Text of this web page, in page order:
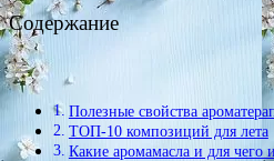
Содержание
Полезные свойства
ТОП-10 композиций для лета
Какие аромамасла и для чего